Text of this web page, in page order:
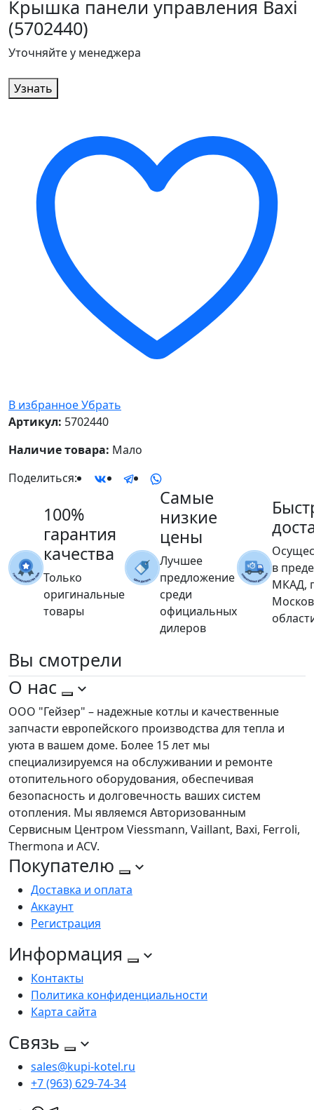
Крышка панели управления Baxi
(5702440)
Уточняйте у менеджера
Узнать
В избранноеУбрать
Артикул: 5702440
Наличие товара: Мало
Поделиться:
100%
гарантия
качества
Только
оригинальные
товары
Самые
низкие
цены
Лучшее
предложение
среди
официальных
дилеров
в
МКАД,
Вы смотрели
О нас
ООО "Гейзер" – надежные котлы и качественные
запчасти европейского производства для тепла и
уюта в вашем доме. Более 15 лет мы
специализируемся на обслуживании и ремонте
отопительного оборудования, обеспечивая
безопасность и долговечность ваших систем
отопления. Мы являемся Авторизованным
Сервисным Центром Viessmann, Vaillant, Baxi, Ferroli,
Thermona и ACV.
Покупателю
Доставка и оплата
Аккаунт
Регистрация
Информация
Контакты
Политика конфиденциальности
Карта сайта
Связь
sales@kupi-kotel.ru
+7 (963) 629-74-34